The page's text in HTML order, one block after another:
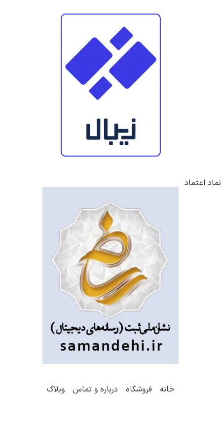
نماد اعتماد
خانه فروشگاه درباره و تماس وبلاگ